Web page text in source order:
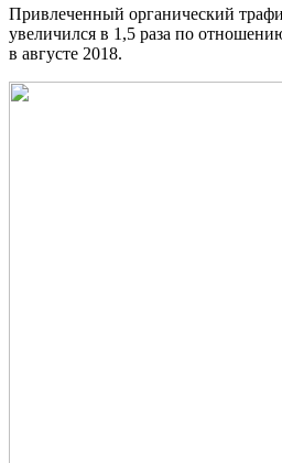
Привлеченный органический
увеличился в 1,5 раза по
в августе 2018.